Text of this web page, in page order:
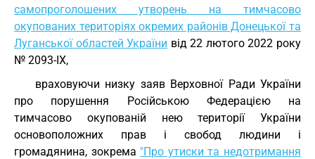
самопроголошених утворень на тимчасово
окупованих територіях окремих районів Донецької та
Луганської областей України від 22 лютого 2022 року
№ 2093-IX,
враховуючи низку заяв Верховної Ради України
про порушення Російською Федерацією на
тимчасово окупованій нею території України
основоположних прав і свобод людини і
громадянина, зокрема "Про утиски та недотримання